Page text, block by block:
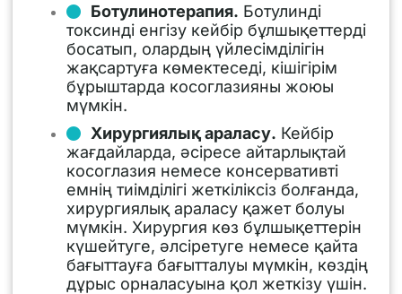
Ботулинотерапия. Ботулинді
токсинді енгізу кейбір бұлшықеттерді
босатып, олардың үйлесімділігін
жақсартуға көмектеседі, кішігірім
бұрыштарда косоглазияны жоюы
мүмкін.
Хирургиялық араласу. Кейбір
жағдайларда, әсіресе айтарлықтай
косоглазия немесе консервативті
емнің тиімділігі жеткіліксіз болғанда,
хирургиялық араласу қажет болуы
мүмкін. Хирургия көз бұлшықеттерін
күшейтуге, әлсіретуге немесе қайта
бағыттауға бағытталуы мүмкін, көздің
дұрыс орналасуына қол жеткізу үшін.